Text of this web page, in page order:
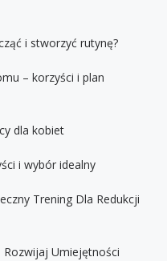
i stworzyć rutynę?
– korzyści i plan
dla kobiet
i wybór idealny
Trening Dla Redukcji
Rozwijaj Umiejętności